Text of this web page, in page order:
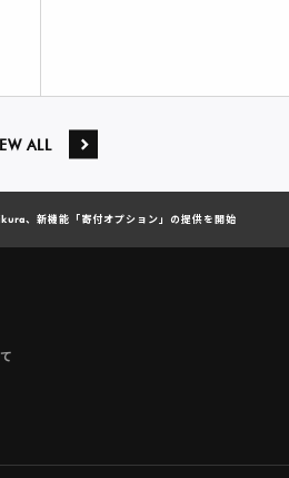
ALL
、新機能「寄付オプション」の提供を開始